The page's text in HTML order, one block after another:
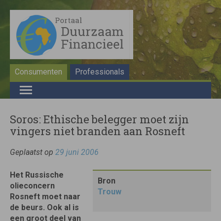
Consumenten Professionals
Soros: Ethische belegger moet zijn
vingers niet branden aan Rosneft
Geplaatst op 29 juni 2006
Bron
Trouw
Het Russische
olieconcern
Rosneft moet naar
de beurs. Ook al is
een groot deel van